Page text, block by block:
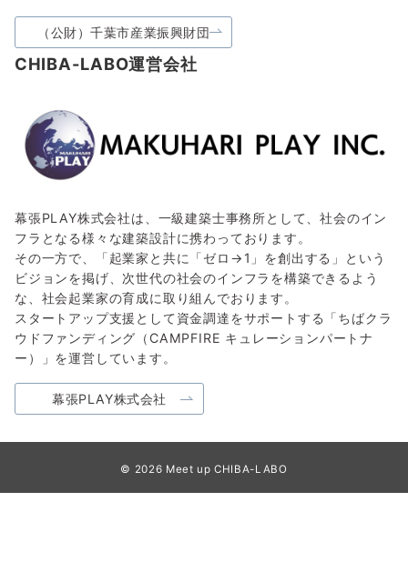
（公財）千葉市産業振興財団
CHIBA-LABO運営会社
幕張PLAY株式会社は、一級建築士事務所として、社会のイン
フラとなる様々な建築設計に携わっております。
その一方で、「起業家と共に「ゼロ→1」を創出する」という
ビジョンを掲げ、次世代の社会のインフラを構築できるよう
な、社会起業家の育成に取り組んでおります。
スタートアップ支援として資金調達をサポートする「ちばクラ
ウドファンディング（CAMPFIRE キュレーションパートナ
ー）」を運営しています。
幕張PLAY株式会社
© 2026 Meet up CHIBA-LABO